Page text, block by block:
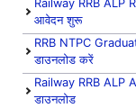
Railway RRB ALP
आवेदन शुरू
RRB NTPC
डाउनलोड करें
Railway RRB
डाउनलोड